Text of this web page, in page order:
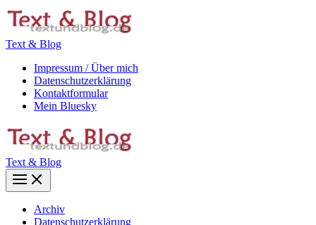
Zum
Inhalt
Text & Blog
Impressum / Über mich
Datenschutzerklärung
Kontaktformular
Mein Bluesky
Text & Blog
Main
Menu
Archiv
Datenschutzerklärung